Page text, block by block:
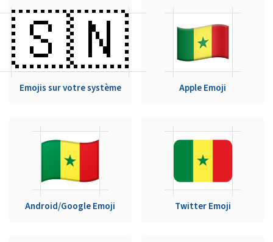
🇸🇳
Emojis sur votre système Apple Emoji
Android/Google Emoji Twitter Emoji